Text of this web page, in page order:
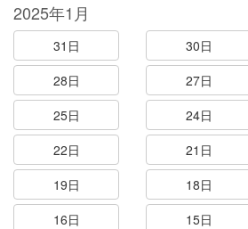
2025年1月
31日 30日
28日
27日
25日
24日
22日
21日
19日
18日
16日
15日